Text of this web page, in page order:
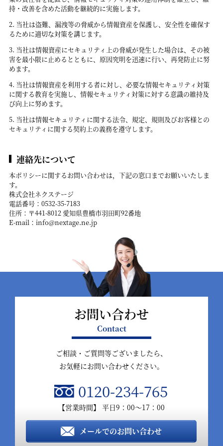
持・改善を含めた活動を継続的に実施します。
当社は盗難、漏洩等の脅威から情報資産を保護し、安全性を確保す
るために適切な対策を講じます。
当社は情報資産にセキュリティ上の脅威が発生した場合は、その被
害を最小限に止めるとともに、原因究明を迅速に行い、再発防止に努
めます。
当社は情報資産を利用する者に対し、必要な情報セキュリティ対策
に関する教育を実施し、情報セキュリティ対策に対する意識の維持及
び向上に努めます。
当社は情報セキュリティに関する法令、規定、規則及びお客様との
セキュリティに関する契約上の義務を遵守します。
連絡先について
本ポリシーに関するお問い合わせは，下記の窓口までお願いいたしま
す。
株式会社ネクステージ
電話番号：0532-35-7183
住所：〒441-8012 愛知県豊橋市羽田町92番地
E-mail：info@nextage.ne.jp
お問い合わせ
Contact
ご相談・ご質問等ございましたら、
お気軽にお問い合わせください。
0120-234-765
【営業時間】 平日9：00～17：00
メールでのお問い合わせ